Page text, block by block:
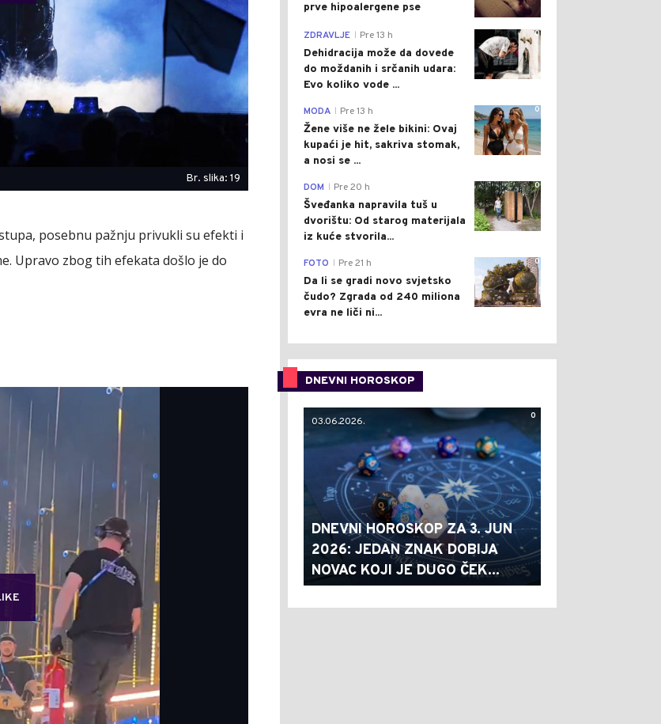
Br. slika: 19
posebnu pažnju privukli su efekti i
Upravo zbog tih efekata došlo je do
prve hipoalergene pse
0
ZDRAVLJE Pre 13 h
Dehidracija može da dovede
do moždanih i srčanih udara:
Evo koliko vode ...
0
MODA Pre 13 h
Žene više ne žele bikini: Ovaj
kupaći je hit, sakriva stomak,
a nosi se ...
0
DOM Pre 20 h
Šveđanka napravila tuš u
dvorištu: Od starog materijala
iz kuće stvorila...
0
FOTO Pre 21 h
Da li se gradi novo svjetsko
čudo? Zgrada od 240 miliona
evra ne liči ni...
DNEVNI HOROSKOP
0
03.06.2026.
DNEVNI HOROSKOP ZA 3. JUN
2026: JEDAN ZNAK DOBIJA
NOVAC KOJI JE DUGO ČEK...